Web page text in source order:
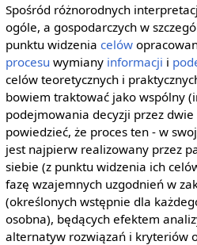
Spośród różnorodnych
ogóle, a gospodarczych w
punktu widzenia celów
procesu wymiany informacji i
celów teoretycznych i
bowiem traktować jako wspólny
podejmowania decyzji przez
powiedzieć, że proces ten - w
jest najpierw realizowany przez
siebie (z punktu widzenia ich
fazę wzajemnych uzgodnień w
(określonych wstępnie dla
osobna), będących efektem
alternatyw rozwiązań i kryteriów